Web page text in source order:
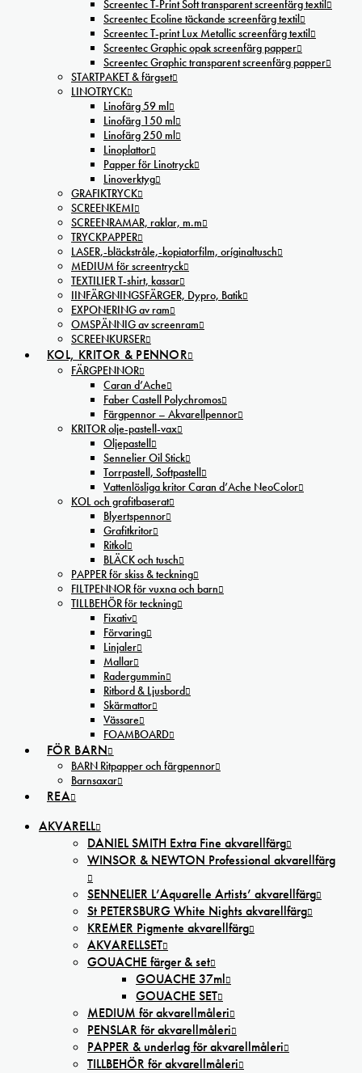
Screentec T-Print Soft transparent screenfärg textil
Screentec Ecoline täckande screenfärg textil
Screentec T-print Lux Metallic screenfärg textil
Screentec Graphic opak screenfärg papper
Screentec Graphic transparent screenfärg papper
STARTPAKET & färgset
LINOTRYCK
Linofärg 59 ml
Linofärg 150 ml
Linofärg 250 ml
Linoplattor
Papper för Linotryck
Linoverktyg
GRAFIKTRYCK
SCREENKEMI
SCREENRAMAR, raklar, m.m
TRYCKPAPPER
LASER,-bläckstråle,-kopiatorfilm, oríginaltusch
MEDIUM för screentryck
TEXTILIER T-shirt, kassar
IINFÄRGNINGSFÄRGER, Dypro, Batik
EXPONERING av ram
OMSPÄNNIG av screenram
SCREENKURSER
KOL, KRITOR & PENNOR
FÄRGPENNOR
Caran d’Ache
Faber Castell Polychromos
Färgpennor – Akvarellpennor
KRITOR olje-pastell-vax
Oljepastell
Sennelier Oil Stick
Torrpastell, Softpastell
Vattenlösliga kritor Caran d’Ache NeoColor
KOL och grafitbaserat
Blyertspennor
Grafitkritor
Ritkol
BLÄCK och tusch
PAPPER för skiss & teckning
FILTPENNOR för vuxna och barn
TILLBEHÖR för teckning
Fixativ
Förvaring
Linjaler
Mallar
Radergummin
Ritbord & Ljusbord
Skärmattor
Vässare
FOAMBOARD
FÖR BARN
BARN Ritpapper och färgpennor
Barnsaxar
REA
AKVARELL
DANIEL SMITH Extra Fine akvarellfärg
WINSOR & NEWTON Professional akvarellfärg
SENNELIER L’Aquarelle Artists’ akvarellfärg
St PETERSBURG White Nights akvarellfärg
KREMER Pigmente akvarellfärg
AKVARELLSET
GOUACHE färger & set
GOUACHE 37ml
GOUACHE SET
MEDIUM för akvarellmåleri
PENSLAR för akvarellmåleri
PAPPER & underlag för akvarellmåleri
TILLBEHÖR för akvarellmåleri